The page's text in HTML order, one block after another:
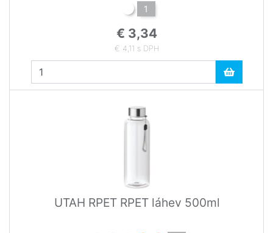
1
€ 3,34
€ 4,11 s DPH
UTAH RPET RPET láhev 500ml